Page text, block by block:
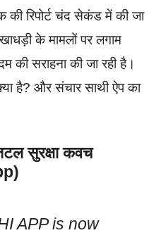
की रिपोर्ट चंद सेकंड में की जा
के मामलों पर लगाम
सराहना की जा रही है।
है? और संचार साथी ऐप का
सुरक्षा कवच
APP is now